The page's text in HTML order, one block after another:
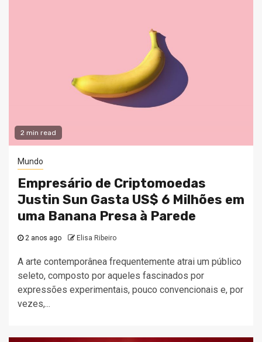
2 min read
Mundo
Empresário de Criptomoedas
Justin Sun Gasta US$ 6 Milhões em
uma Banana Presa à Parede
2 anos ago Elisa Ribeiro
A arte contemporânea frequentemente atrai um público
seleto, composto por aqueles fascinados por
expressões experimentais, pouco convencionais e, por
vezes,...